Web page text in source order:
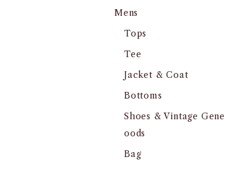
Mens
Tops
Tee
Jacket & Coat
Bottoms
Shoes & Vintage
oods
Bag